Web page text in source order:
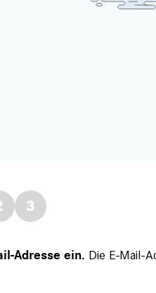
Adresse ein. Die E-Mail-